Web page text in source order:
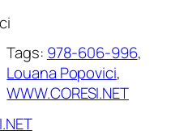
Tags: 978-606-996
Louana Popovici
WWW.CORESI.NET